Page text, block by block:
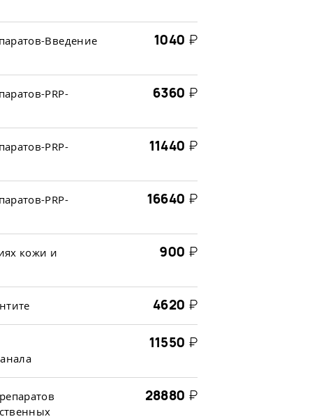
Введение
1040 ₽
PRP-
6360 ₽
PRP-
11440 ₽
PRP-
16640 ₽
кожи и
900 ₽
4620 ₽
11550 ₽
28880 ₽